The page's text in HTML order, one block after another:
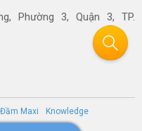
Phường 3, Quận 3, TP.
Đầm Maxi
Knowledge